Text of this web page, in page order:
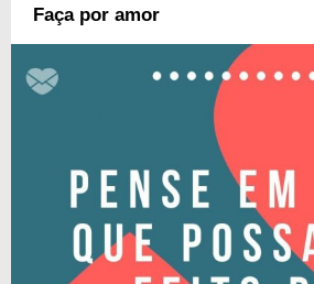
Faça por amor